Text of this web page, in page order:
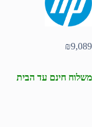
₪9,089
משלוח חינם עד הבית